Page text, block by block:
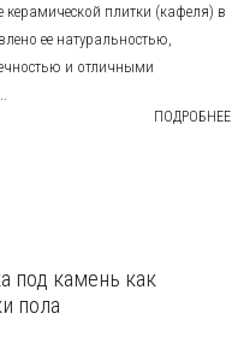
плитки (кафеля) в
ее натуральностью,
и отличными
ПОДРОБНЕЕ
под камень как
пола